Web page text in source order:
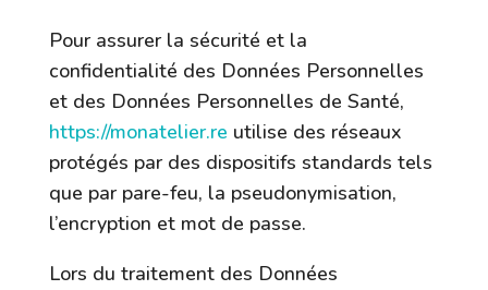
Pour assurer la sécurité et la
confidentialité des Données Personnelles
et des Données Personnelles de Santé,
https://monatelier.re utilise des réseaux
protégés par des dispositifs standards tels
que par pare-feu, la pseudonymisation,
l’encryption et mot de passe.
Lors du traitement des Données